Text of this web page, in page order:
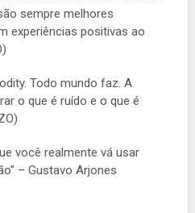
sempre melhores
experiências positivas ao
Todo mundo faz. A
o que é ruído e o que é
você realmente vá usar
– Gustavo Arjones